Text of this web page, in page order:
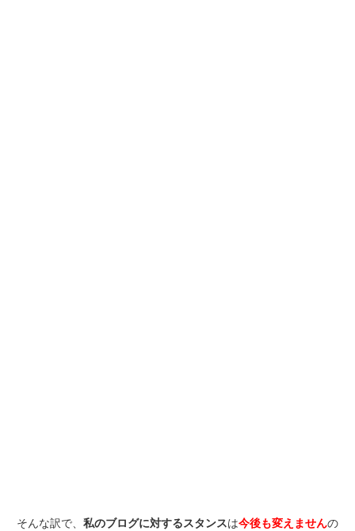
そんな訳で、 私のブログに対するスタンスは今後も変えませんの